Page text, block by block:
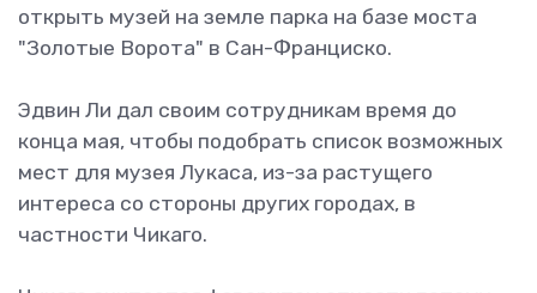
открыть музей на земле парка на базе моста
"Золотые Ворота" в Сан-Франциско.
Эдвин Ли дал своим сотрудникам время до
конца мая, чтобы подобрать список возможных
мест для музея Лукаса, из-за растущего
интереса со стороны других городах, в
частности Чикаго.